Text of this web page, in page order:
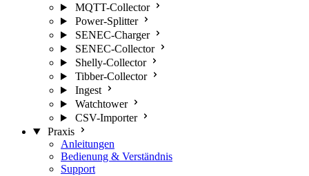
MQTT-Collector
Power-Splitter
SENEC-Charger
SENEC-Collector
Shelly-Collector
Tibber-Collector
Ingest
Watchtower
CSV-Importer
Praxis
Anleitungen
Bedienung & Verständnis
Support